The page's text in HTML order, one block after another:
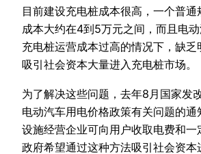
目前建设充电桩成本很高，一个普
成本大约在4到5万元之间，而且电动
充电桩运营成本过高的情况下，缺
吸引社会资本大量进入充电桩市场。
为了解决这些问题，去年8月国家发
电动汽车用电价格政策有关问题的
设施经营企业可向用户收取电费和一
政府希望通过这种方法吸引社会资